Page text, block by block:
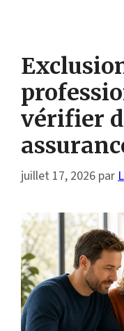
vérifier
juillet 17, 2026 par